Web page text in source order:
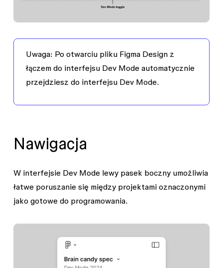
Uwaga: Po otwarciu pliku Figma Design z
łączem do interfejsu Dev Mode automatycznie
przejdziesz do interfejsu Dev Mode.
Nawigacja
W interfejsie Dev Mode lewy pasek boczny umożliwia
łatwe poruszanie się między projektami oznaczonymi
jako gotowe do programowania.